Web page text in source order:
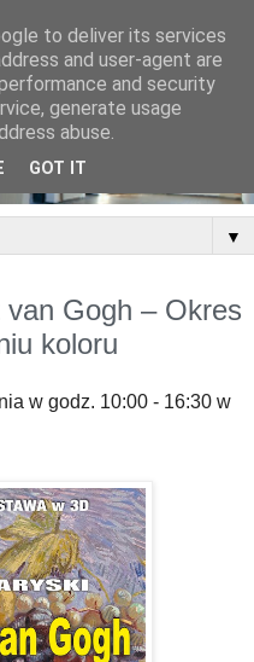
▼
Gogh – Okres
koloru
w godz. 10:00 - 16:30 w
to deliver its services
and user-agent are
and security
generate usage
abuse.
GOT IT